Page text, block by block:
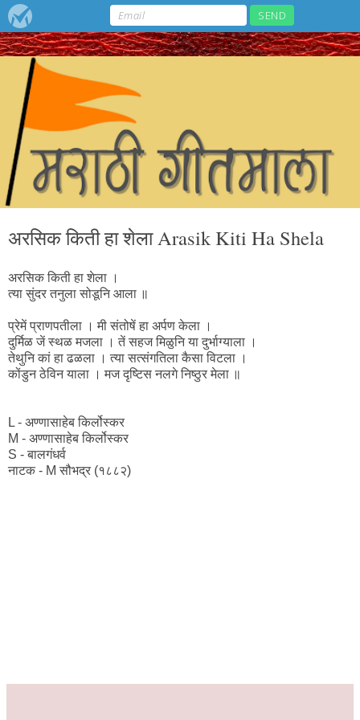
अरसिक किती हा शेला Arasik Kiti Ha Shela
अरसिक किती हा शेला ।
त्या सुंदर तनुला सोडूनि आला ॥
प्रेमें प्राणपतीला । मी संतोषें हा अर्पण केला ।
दुर्मिळ जें स्थळ मजला । तें सहज मिळुनि या दुर्भाग्याला ।
तेथुनि कां हा ढळला । त्या सत्संगतिला कैसा विटला ।
कोंडुन ठेविन याला । मज दृष्टिस नलगे निष्ठुर मेला ॥
L - अण्णासाहेब किर्लोस्कर
M - अण्णासाहेब किर्लोस्कर
S - बालगंधर्व
नाटक - M सौभद्र (१८८२)